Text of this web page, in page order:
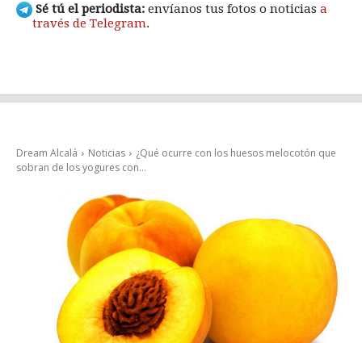
Sé tú el periodista: envíanos tus fotos o noticias a
través de Telegram.